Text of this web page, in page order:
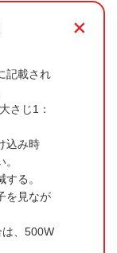
+
記載され
さじ1：
込み時
る。
を見なが
、500W